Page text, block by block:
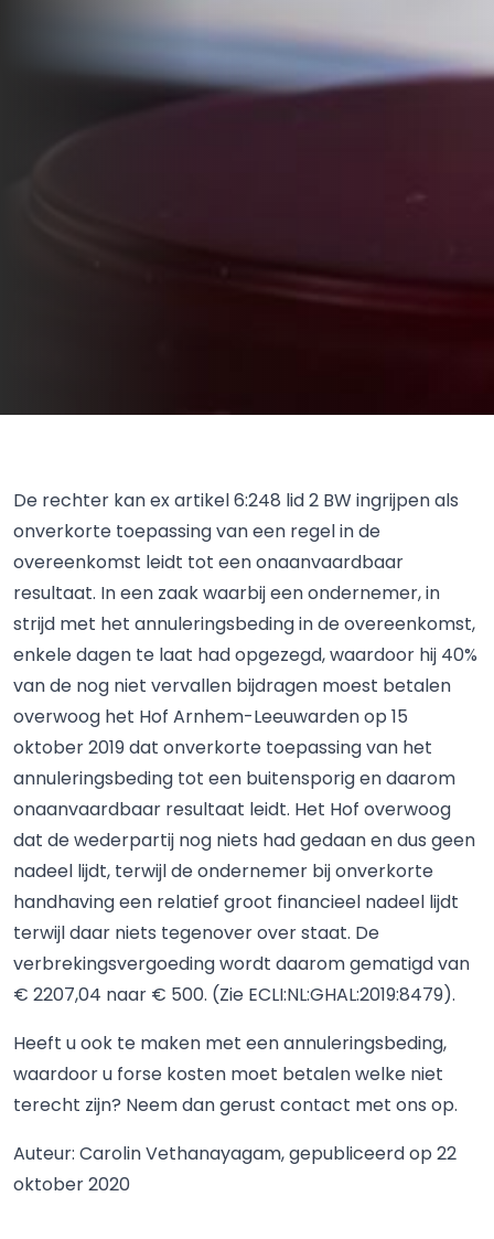
De rechter kan ex artikel 6:248 lid 2 BW ingrijpen als
onverkorte toepassing van een regel in de
overeenkomst leidt tot een onaanvaardbaar
resultaat. In een zaak waarbij een ondernemer, in
strijd met het annuleringsbeding in de overeenkomst,
enkele dagen te laat had opgezegd, waardoor hij 40%
van de nog niet vervallen bijdragen moest betalen
overwoog het Hof Arnhem-Leeuwarden op 15
oktober 2019 dat onverkorte toepassing van het
annuleringsbeding tot een buitensporig en daarom
onaanvaardbaar resultaat leidt. Het Hof overwoog
dat de wederpartij nog niets had gedaan en dus geen
nadeel lijdt, terwijl de ondernemer bij onverkorte
handhaving een relatief groot financieel nadeel lijdt
terwijl daar niets tegenover over staat. De
verbrekingsvergoeding wordt daarom gematigd van
€ 2207,04 naar € 500. (Zie ECLI:NL:GHAL:2019:8479).
Heeft u ook te maken met een annuleringsbeding,
waardoor u forse kosten moet betalen welke niet
terecht zijn? Neem dan gerust contact met ons op.
Auteur: Carolin Vethanayagam, gepubliceerd op 22
oktober 2020